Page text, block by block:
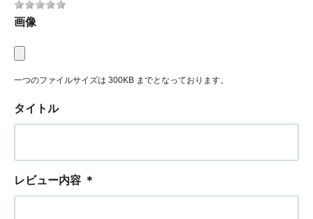
画像
一つのファイルサイズは 300KB までとなっております。
タイトル
レビュー内容 ＊